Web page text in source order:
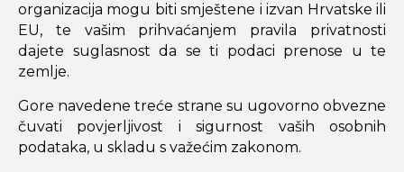
organizacija mogu biti smještene i izvan Hrvatske ili
EU, te vašim prihvaćanjem pravila privatnosti
dajete suglasnost da se ti podaci prenose u te
zemlje.
Gore navedene treće strane su ugovorno obvezne
čuvati povjerljivost i sigurnost vaših osobnih
podataka, u skladu s važećim zakonom.